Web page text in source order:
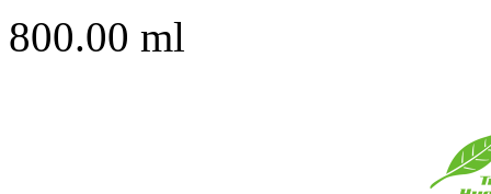
800.00 ml